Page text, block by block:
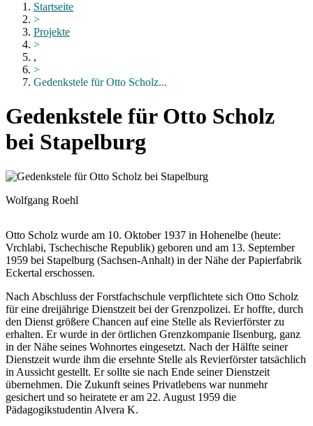
schließenStartseite
>
Projekte
>
,
>
Gedenkstele für Otto Scholz...
Gedenkstele für Otto Scholz
bei Stapelburg
Wolfgang Roehl
Otto Scholz wurde am 10. Oktober 1937 in Hohenelbe (heute:
Vrchlabi, Tschechische Republik) geboren und am 13. September
1959 bei Stapelburg (Sachsen-Anhalt) in der Nähe der Papierfabrik
Eckertal erschossen.
Nach Abschluss der Forstfachschule verpflichtete sich Otto Scholz
für eine dreijährige Dienstzeit bei der Grenzpolizei. Er hoffte, durch
den Dienst größere Chancen auf eine Stelle als Revierförster zu
erhalten. Er wurde in der örtlichen Grenzkompanie Ilsenburg, ganz
in der Nähe seines Wohnortes eingesetzt. Nach der Hälfte seiner
Dienstzeit wurde ihm die ersehnte Stelle als Revierförster tatsächlich
in Aussicht gestellt. Er sollte sie nach Ende seiner Dienstzeit
übernehmen. Die Zukunft seines Privatlebens war nunmehr
gesichert und so heiratete er am 22. August 1959 die
Pädagogikstudentin Alvera K.